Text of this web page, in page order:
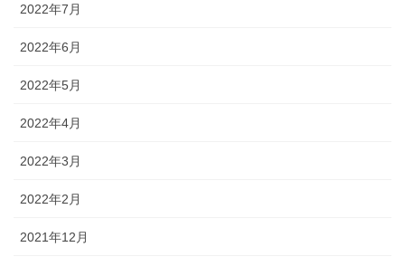
2022年7月
2022年6月
2022年5月
2022年4月
2022年3月
2022年2月
2021年12月